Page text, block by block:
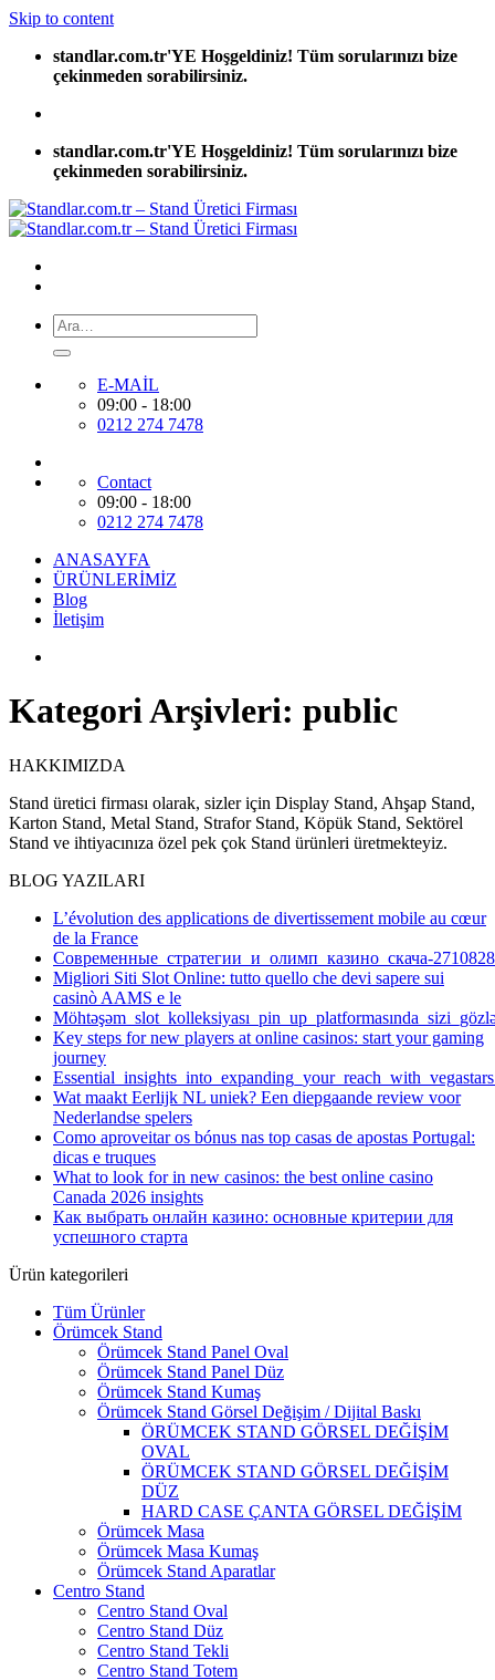
Skip to content
standlar.com.tr'YE Hoşgeldiniz! Tüm sorularınızı bize
çekinmeden sorabilirsiniz.
standlar.com.tr'YE Hoşgeldiniz! Tüm sorularınızı bize
çekinmeden sorabilirsiniz.
E-MAİL
09:00 - 18:00
0212 274 7478
Contact
09:00 - 18:00
0212 274 7478
ANASAYFA
ÜRÜNLERİMİZ
Blog
İletişim
Kategori Arşivleri: public
HAKKIMIZDA
Stand üretici firması olarak, sizler için Display Stand, Ahşap Stand,
Karton Stand, Metal Stand, Strafor Stand, Köpük Stand, Sektörel
Stand ve ihtiyacınıza özel pek çok Stand ürünleri üretmekteyiz.
BLOG YAZILARI
L’évolution des applications de divertissement mobile au cœur
de la France
Современные_стратегии_и_олимп_казино_скача-
Migliori Siti Slot Online: tutto quello che devi sapere sui
casinò AAMS e le
Key steps for new players at online casinos: start your gaming
journey
Wat maakt Eerlijk NL uniek? Een diepgaande review voor
Nederlandse spelers
Como aproveitar os bónus nas top casas de apostas Portugal:
dicas e truques
What to look for in new casinos: the best online casino
Canada 2026 insights
Как выбрать онлайн казино: основные критерии для
успешного старта
Ürün kategorileri
Tüm Ürünler
Örümcek Stand
Örümcek Stand Panel Oval
Örümcek Stand Panel Düz
Örümcek Stand Kumaş
Örümcek Stand Görsel Değişim / Dijital Baskı
ÖRÜMCEK STAND GÖRSEL DEĞİŞİM
OVAL
ÖRÜMCEK STAND GÖRSEL DEĞİŞİM
DÜZ
HARD CASE ÇANTA GÖRSEL DEĞİŞİM
Örümcek Masa
Örümcek Masa Kumaş
Örümcek Stand Aparatlar
Centro Stand
Centro Stand Oval
Centro Stand Düz
Centro Stand Tekli
Centro Stand Totem